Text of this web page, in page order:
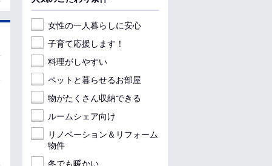
女性の一人暮らしに安心
子育て応援します！
料理がしやすい
ペットと暮らせるお部屋
物がたくさん収納できる
ルームシェア向け
リノベーション＆リフォーム
物件
冬でも暖かい